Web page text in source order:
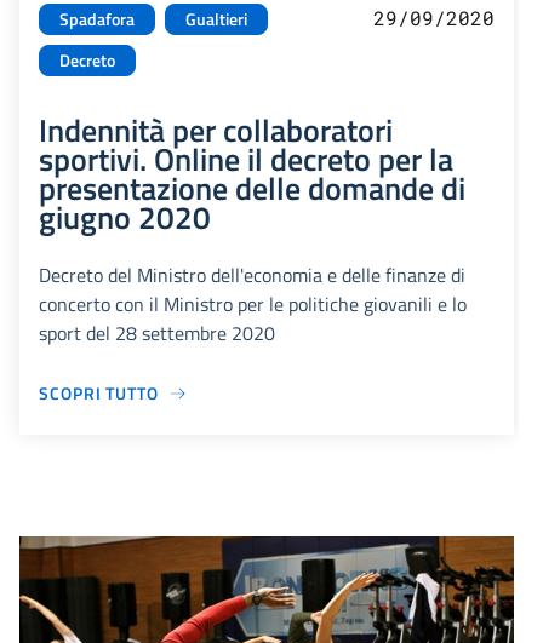
Spadafora
Gualtieri
Decreto
29/09/2020
Indennità per collaboratori
sportivi. Online il decreto per la
presentazione delle domande di
giugno 2020
Decreto del Ministro dell'economia e delle finanze di
concerto con il Ministro per le politiche giovanili e lo
sport del 28 settembre 2020
SCOPRI TUTTO